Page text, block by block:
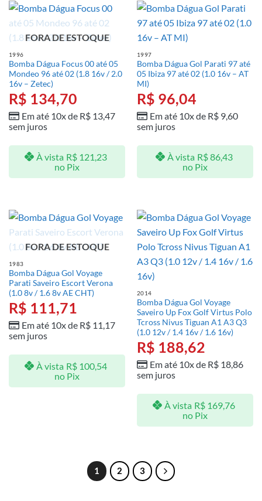
FORA DE ESTOQUE
1996
Bomba Dágua Focus 00 até 05
Mondeo 96 até 02 (1.8 16v / 2.0
16v – Zetec)
R$ 134,70
Em até 10x de R$13,47
sem juros
À vista R$ 121,23
no Pix
1997
Bomba Dágua Gol Parati 97 até
05 Ibiza 97 até 02 (1.0 16v – AT
MI)
R$ 96,04
Em até 10x de R$9,60
sem juros
À vista R$86,43
no Pix
FORA DE ESTOQUE
1983
Bomba Dágua Gol Voyage
Parati Saveiro Escort Verona
(1.0 8v / 1.6 8v AE CHT)
R$ 111,71
Em até 10x de R$11,17
sem juros
À vista R$ 100,54
no Pix
2014
Bomba Dágua Gol Voyage
Saveiro Up Fox Golf Virtus Polo
Tcross Nivus Tiguan A1 A3 Q3
(1.0 12v / 1.4 16v / 1.6 16v)
R$ 188,62
Em até 10x de R$18,86
sem juros
À vista R$ 169,76
no Pix
1 2 3